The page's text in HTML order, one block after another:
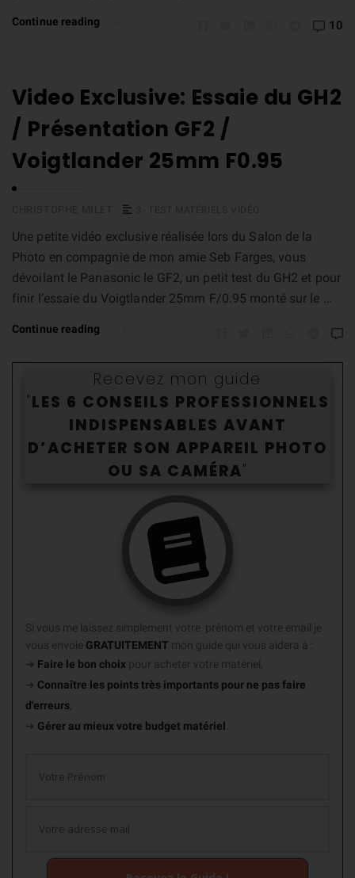
Continue reading 10
Video Exclusive: Essaie du GH2
/ Présentation GF2 /
Voigtlander 25mm F0.95
Une petite vidéo exclusive réalisée lors du Salon de la
Photo en compagnie de mon amie Seb Farges, vous
dévoilant le Panasonic le GF2, un petit test du GH2 et pour
finir l’essaie du Voigtlander 25mm F/0.95 monté sur le …
Continue reading
Recevez mon guide
"LES 6 CONSEILS PROFESSIONNELS
INDISPENSABLES AVANT
D’ACHETER SON APPAREIL PHOTO
OU SA CAMÉRA"
Si vous me laissez simplement votre prénom et votre email je
vous envoie GRATUITEMENT mon guide qui vous aidera à :
➜ Faire le bon choix pour acheter votre matériel,
➜ Connaître les points très importants pour ne pas faire
d'erreurs,
➜ Gérer au mieux votre budget matériel .